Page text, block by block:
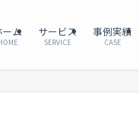
ーム サービス
SERVICE
事例実績
CASE